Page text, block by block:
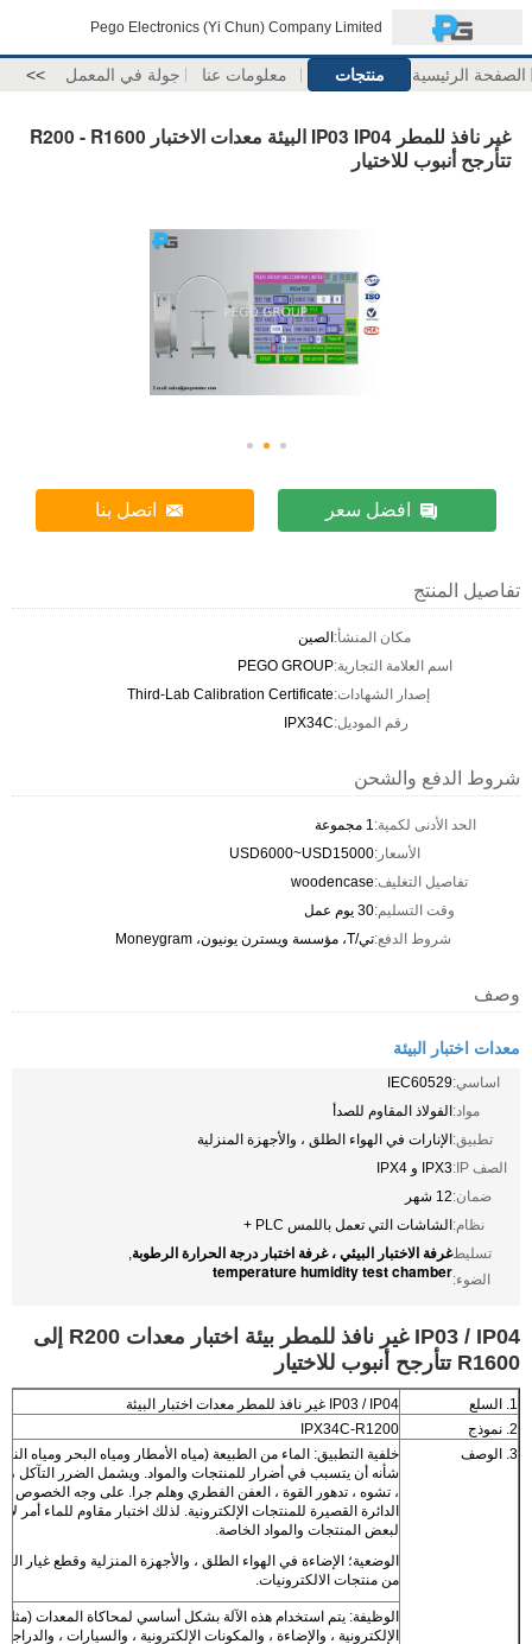
Pego Electronics (Yi Chun) Company Limited
الصفحة الرئيسية منتجات معلومات عنا جولة في المعمل >>
غير نافذ للمطر IP03 IP04 البيئة معدات الاختبار R200 - R1600
تتأرجح أنبوب للاختيار
افضل سعر اتصل بنا
تفاصيل المنتج
مكان المنشأ:الصين
اسم العلامة التجارية:PEGO GROUP
إصدار الشهادات:Third-Lab Calibration Certificate
رقم الموديل:IPX34C
شروط الدفع والشحن
الحد الأدنى لكمية:1 مجموعة
الأسعار:USD6000~USD15000
تفاصيل التغليف:woodencase
وقت التسليم:30 يوم عمل
شروط الدفع:تي/T، مؤسسة ويسترن يونيون، Moneygram
وصف
معدات اختبار البيئة
اساسي:IEC60529
مواد:الفولاذ المقاوم للصدأ
تطبيق:الإنارات في الهواء الطلق ، والأجهزة المنزلية
الصف IP:
IPX3 و IPX4
ضمان:12 شهر
نظام:الشاشات التي تعمل باللمس PLC +
تسليط
الضوء:
غرفة الاختبار البيئي ، غرفة اختبار درجة الحرارة الرطوبة,
temperature humidity test chamber
IP03 / IP04 غير نافذ للمطر بيئة اختبار معدات R200 إلى
R1600 تتأرجح أنبوب للاختيار
1. السلع
IP03 / IP04 غير نافذ للمطر معدات اختبار البيئة
2. نموذج
IPX34C-R1200
3. الوصف
خلفية التطبيق: الماء من الطبيعة (مياه الأمطار ومياه البحر ومياه
شأنه أن يتسبب في أضرار للمنتجات والمواد. ويشمل الضرر التآكل ،
، تشوه ، تدهور القوة ، العفن الفطري وهلم جرا. على وجه الخصوص
الدائرة القصيرة للمنتجات الإلكترونية. لذلك اختبار مقاوم للماء أمر لا
لبعض المنتجات والمواد الخاصة.
الوضعية؛ الإضاءة في الهواء الطلق ، والأجهزة المنزلية وقطع غيار
من منتجات الالكترونيات.
الوظيفة: يتم استخدام هذه الآلة بشكل أساسي لمحاكاة المعدات (مثل
الإلكترونية ، والإضاءة ، والمكونات الإلكترونية ، والسيارات ،